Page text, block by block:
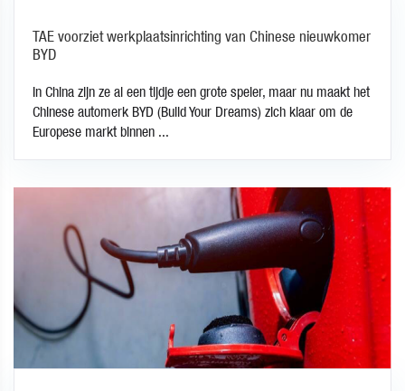
TAE voorziet werkplaatsinrichting van Chinese nieuwkomer
BYD
In China zijn ze al een tijdje een grote speler, maar nu maakt het
Chinese automerk BYD (Build Your Dreams) zich klaar om de
Europese markt binnen ...